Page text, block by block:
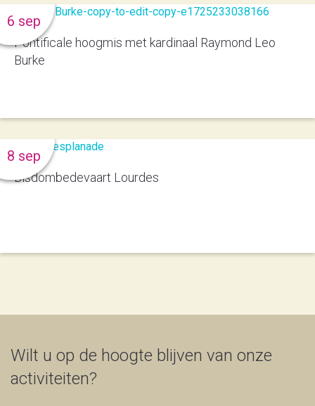
Pontificale hoogmis met kardinaal Raymond Leo
Burke
6 sep
Bisdombedevaart Lourdes
8 sep
Wilt u op de hoogte blijven van onze
activiteiten?